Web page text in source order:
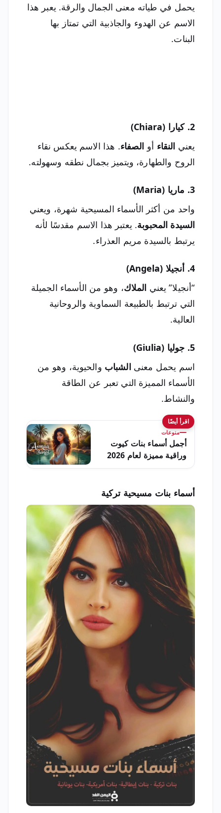
يحمل في طياته معنى الجمال والرقة. يعبر هذا
الاسم عن الهدوء والجاذبية التي تمتاز بها
البنات.
2. كيارا (Chiara)
يعني النقاء أو الصفاء. هذا الاسم يعكس نقاء
الروح والطهارة، ويتميز بجمال نطقه وسهولته.
3. ماريا (Maria)
واحد من أكثر الأسماء المسيحية شهرة، ويعني
السيدة المحبوبة. يعتبر هذا الاسم مقدسًا لأنه
يرتبط بالسيدة مريم العذراء.
4. أنجيلا (Angela)
“أنجيلا” يعني الملاك، وهو من الأسماء الجميلة
التي ترتبط بالطبيعة السماوية والروحانية
العالية.
5. جوليا (Giulia)
اسم يحمل معنى الشباب والحيوية، وهو من
الأسماء المميزة التي تعبر عن الطاقة
والنشاط.
اقرأ أيضًا
منوعات
أجمل أسماء بنات كيوت
وراقية مميزة لعام 2026
أسماء بنات مسيحية تركية